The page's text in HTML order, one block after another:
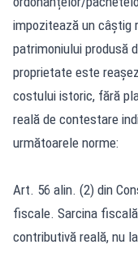
impozitează un câștig
patrimoniului produsă
proprietate este
costului istoric, fără
reală de contestare
următoarele norme:
Art. 56 alin. (2) din
fiscale. Sarcina
contributivă reală, nu